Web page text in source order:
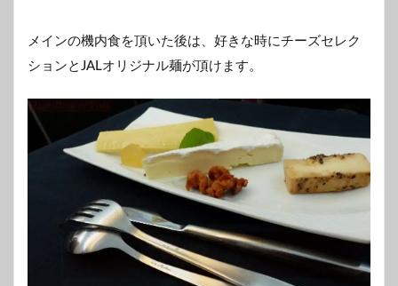
メインの機内食を頂いた後は、好きな時にチーズセレク
ションとJALオリジナル麺が頂けます。